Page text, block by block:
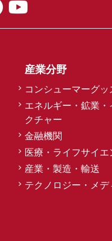
て、恒常的にアドバイ
、幅広い経験を有してい
トを代理し、戦略的紛
産業分野
コンシューマーグ
エネルギー・鉱業
クチャー
金融機関
医療・ライフサイエ
産業・製造・輸送
テクノロジー・メ